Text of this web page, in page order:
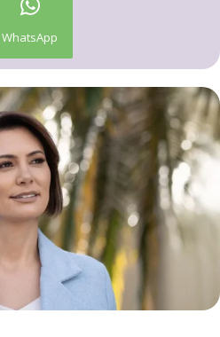
WhatsApp